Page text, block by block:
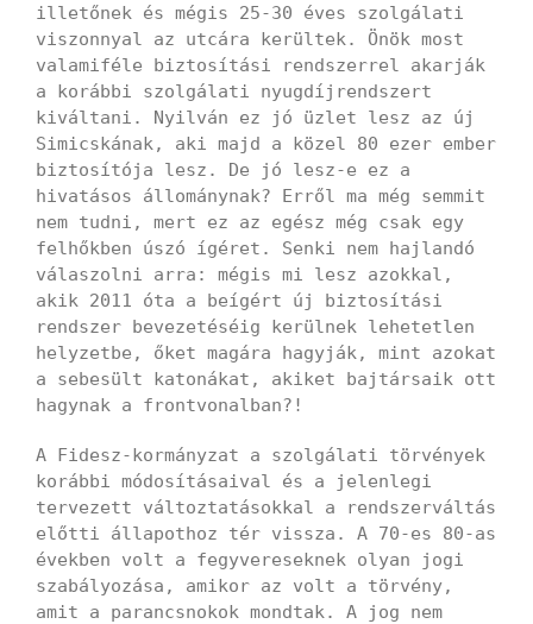
illetőnek és mégis 25-30 éves szolgálati
viszonnyal az utcára kerültek. Önök most
valamiféle biztosítási rendszerrel akarják
a korábbi szolgálati nyugdíjrendszert
kiváltani. Nyilván ez jó üzlet lesz az új
Simicskának, aki majd a közel 80 ezer ember
biztosítója lesz. De jó lesz-e ez a
hivatásos állománynak? Erről ma még semmit
nem tudni, mert ez az egész még csak egy
felhőkben úszó ígéret. Senki nem hajlandó
válaszolni arra: mégis mi lesz azokkal,
akik 2011 óta a beígért új biztosítási
rendszer bevezetéséig kerülnek lehetetlen
helyzetbe, őket magára hagyják, mint azokat
a sebesült katonákat, akiket bajtársaik ott
hagynak a frontvonalban?!
A Fidesz-kormányzat a szolgálati törvények
korábbi módosításaival és a jelenlegi
tervezett változtatásokkal a rendszerváltás
előtti állapothoz tér vissza. A 70-es 80-as
években volt a fegyvereseknek olyan jogi
szabályozása, amikor az volt a törvény,
amit a parancsnokok mondtak. A jog nem